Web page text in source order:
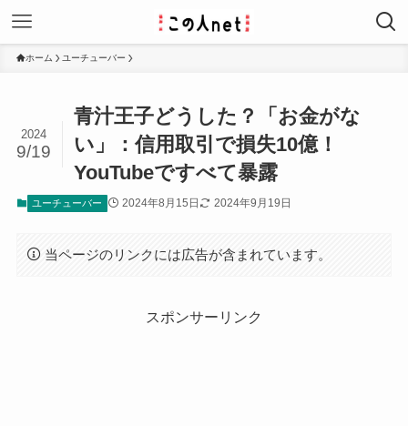
ホーム ユーチューバー
青汁王子どうした？「お金がな
い」：信用取引で損失10億！
YouTubeですべて暴露
2024
9/19
ユーチューバー 2024年8月15日 2024年9月19日
当ページのリンクには広告が含まれています。
スポンサーリンク